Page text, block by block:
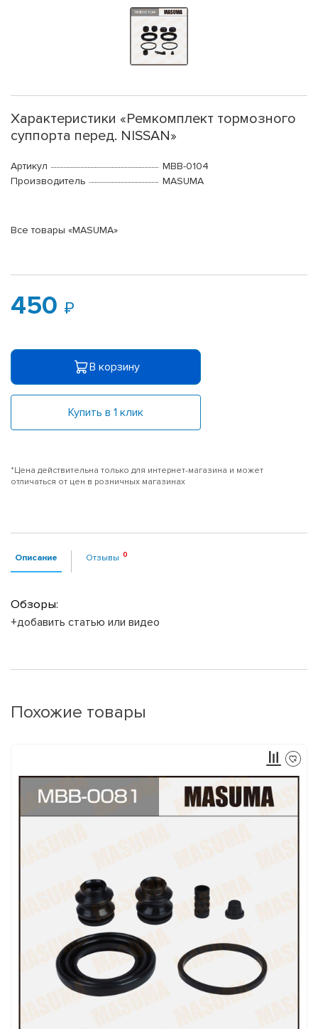
Характеристики «Ремкомплект тормозного
суппорта перед. NISSAN»
Артикул
MBB-0104
Производитель
MASUMA
Все товары «MASUMA»
450
В корзину
Купить в 1 клик
*Цена действительна только для интернет-магазина и может
отличаться от цен в розничных магазинах
Описание Отзывы
Обзоры:
+добавить статью или видео
Похожие товары